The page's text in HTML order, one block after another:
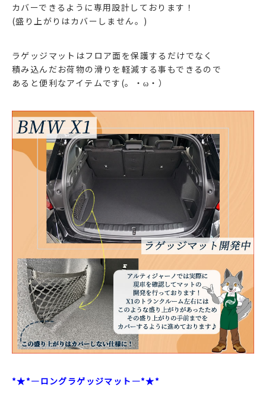
カバーできるように専用設計しております！
(盛り上がりはカバーしません。)
ラゲッジマットはフロア面を保護するだけでなく
積み込んだお荷物の滑りを軽減する事もできるので
あると便利なアイテムです(。・ω・）
*★*―ロングラゲッジマット―*★*